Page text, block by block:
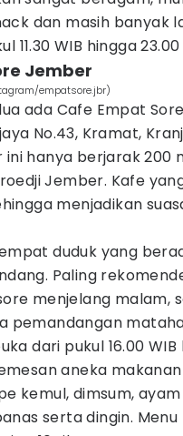
dan masih banyak
11.30 WIB hingga 23.00
Jember
empatsore.jbr)
ada Cafe Empat
No.43, Kramat,
hanya berjarak 200
Jember. Kafe
menjadikan
duduk yang
Paling
menjelang malam,
pemandangan
dari pukul 16.00 WIB
aneka
kemul, dimsum,
serta dingin. Menu